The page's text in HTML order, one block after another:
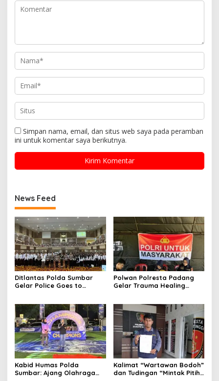
Simpan nama, email, dan situs web saya pada peramban
ini untuk komentar saya berikutnya.
News Feed
Ditlantas Polda Sumbar
Gelar Police Goes to
Tertib Berlalu Lintas
Polwan Polresta Padang
Gelar Trauma Healing
Kabid Humas Polda
Sumbar: Ajang Olahraga
Kalimat “Wartawan Bodoh”
dan Tudingan “Mintak Pitih”